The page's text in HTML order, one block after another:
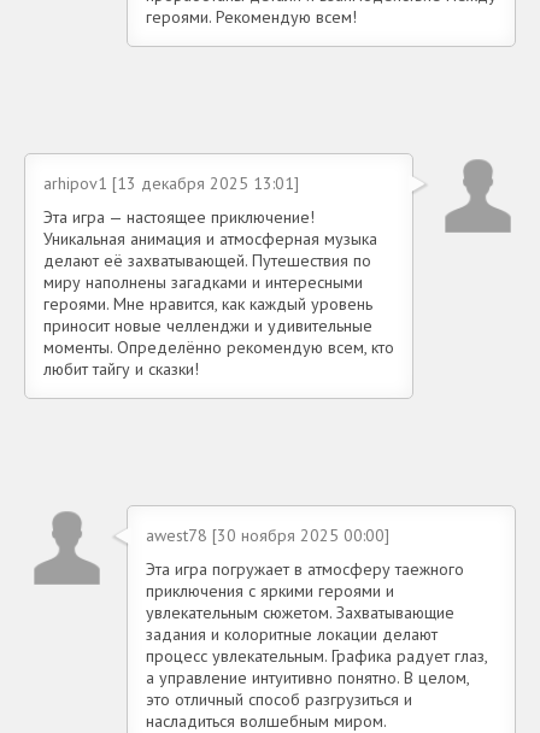
героями. Рекомендую всем!
arhipov1 [13 декабря 2025 13:01]
Эта игра — настоящее приключение!
Уникальная анимация и атмосферная музыка
делают её захватывающей. Путешествия по
миру наполнены загадками и интересными
героями. Мне нравится, как каждый уровень
приносит новые челленджи и удивительные
моменты. Определённо рекомендую всем, кто
любит тайгу и сказки!
awest78 [30 ноября 2025 00:00]
Эта игра погружает в атмосферу таежного
приключения с яркими героями и
увлекательным сюжетом. Захватывающие
задания и колоритные локации делают
процесс увлекательным. Графика радует глаз,
а управление интуитивно понятно. В целом,
это отличный способ разгрузиться и
насладиться волшебным миром.